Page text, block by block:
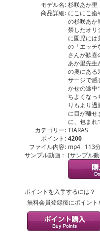
モデル名: 杉咲あか里
商品詳細: にこにこ癒
の杉咲あか
禁したオリ
に園児には
の「エッチ
さんが歓喜
あか里先生
の奥にある
サージで感
かせの途中
ちよくなっ
りもより
に目が離せ
に、包まれ
カテゴリー: TIARAS
ポイント: 4200
ファイル内容: mp4 113
サンプル動画： [サンプル
ポイントを入手するには？
無料会員登録後にポイント